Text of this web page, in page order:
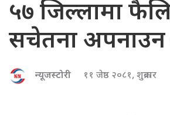
५७ जिल्लामा
सचेतना
न्यूजस्टोरी ११ जेष्ठ २०८१, शुक्रबार